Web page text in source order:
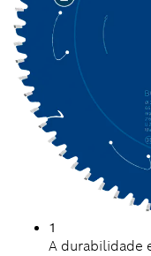
1
A durabilidade